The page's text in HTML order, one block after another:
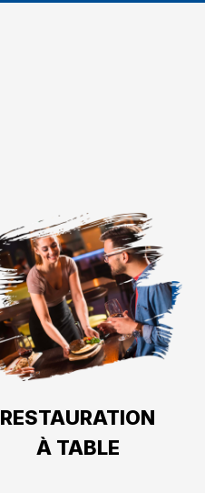
RESTAURATION
À TABLE